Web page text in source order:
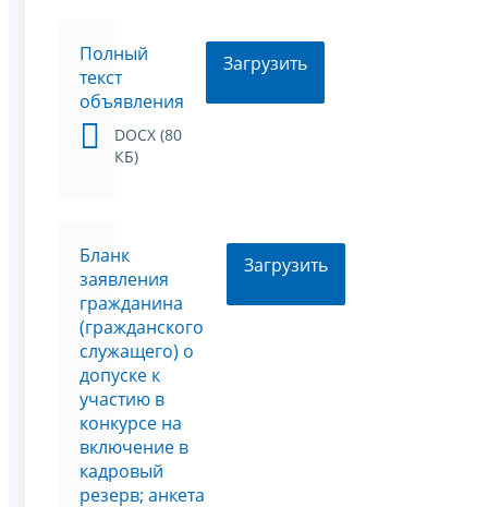
Полный
текст
объявления
DOCX (80
КБ)
Загрузить
Бланк
заявления
гражданина
(гражданского
служащего) о
допуске к
участию в
конкурсе на
включение в
кадровый
резерв; анкета
Загрузить